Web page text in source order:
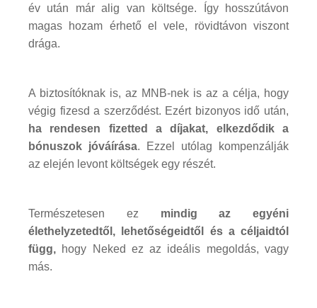
év után már alig van költsége. Így hosszútávon
magas hozam érhető el vele, rövidtávon viszont
drága.
A biztosítóknak is, az MNB-nek is az a célja, hogy
végig fizesd a szerződést. Ezért bizonyos idő után,
ha rendesen fizetted a díjakat, elkezdődik a
bónuszok jóváírása. Ezzel utólag kompenzálják
az elején levont költségek egy részét.
Természetesen ez mindig az egyéni
élethelyzetedtől, lehetőségeidtől és a céljaidtól
függ, hogy Neked ez az ideális megoldás, vagy
más.